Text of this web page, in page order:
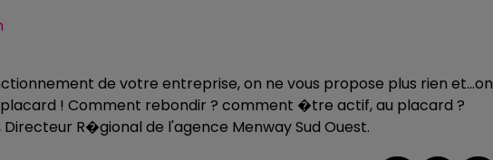
de votre entreprise, on ne vous propose plus rien et...on
! Comment rebondir ? comment �tre actif, au placard ?
R�gional de l'agence Menway Sud Ouest.